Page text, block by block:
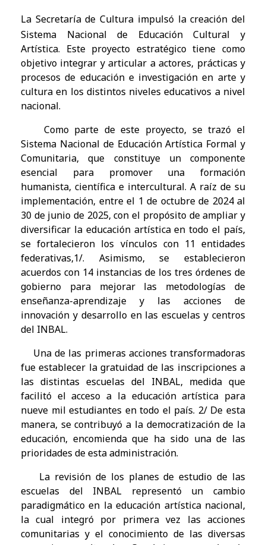
La Secretaría de Cultura impulsó la creación del
Sistema Nacional de Educación Cultural y
Artística. Este proyecto estratégico tiene como
objetivo integrar y articular a actores, prácticas y
procesos de educación e investigación en arte y
cultura en los distintos niveles educativos a nivel
nacional.
Como parte de este proyecto, se trazó el
Sistema Nacional de Educación Artística Formal y
Comunitaria, que constituye un componente
esencial para promover una formación
humanista, científica e intercultural. A raíz de su
implementación, entre el 1 de octubre de 2024 al
30 de junio de 2025, con el propósito de ampliar y
diversificar la educación artística en todo el país,
se fortalecieron los vínculos con 11 entidades
federativas,1/. Asimismo, se establecieron
acuerdos con 14 instancias de los tres órdenes de
gobierno para mejorar las metodologías de
enseñanza-aprendizaje y las acciones de
innovación y desarrollo en las escuelas y centros
del INBAL.
Una de las primeras acciones transformadoras
fue establecer la gratuidad de las inscripciones a
las distintas escuelas del INBAL, medida que
facilitó el acceso a la educación artística para
nueve mil estudiantes en todo el país. 2/ De esta
manera, se contribuyó a la democratización de la
educación, encomienda que ha sido una de las
prioridades de esta administración.
La revisión de los planes de estudio de las
escuelas del INBAL representó un cambio
paradigmático en la educación artística nacional,
la cual integró por primera vez las acciones
comunitarias y el conocimiento de las diversas